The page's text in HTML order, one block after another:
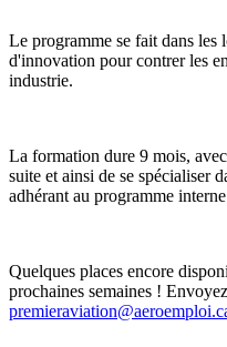
Le programme se fait dans
d'innovation pour contrer les
industrie.
La formation dure 9 mois,
suite et ainsi de se spécialiser
adhérant au programme
Quelques places encore
prochaines semaines !